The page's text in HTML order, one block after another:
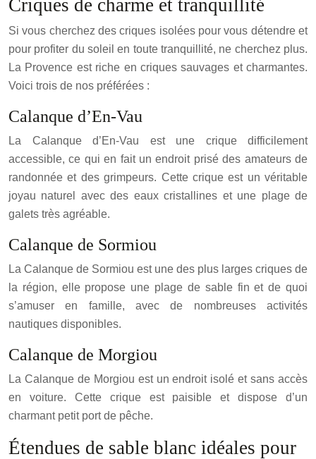
Criques de charme et tranquillité
Si vous cherchez des criques isolées pour vous détendre et
pour profiter du soleil en toute tranquillité, ne cherchez plus.
La Provence est riche en criques sauvages et charmantes.
Voici trois de nos préférées :
Calanque d’En-Vau
La Calanque d’En-Vau est une crique difficilement
accessible, ce qui en fait un endroit prisé des amateurs de
randonnée et des grimpeurs. Cette crique est un véritable
joyau naturel avec des eaux cristallines et une plage de
galets très agréable.
Calanque de Sormiou
La Calanque de Sormiou est une des plus larges criques de
la région, elle propose une plage de sable fin et de quoi
s’amuser en famille, avec de nombreuses activités
nautiques disponibles.
Calanque de Morgiou
La Calanque de Morgiou est un endroit isolé et sans accès
en voiture. Cette crique est paisible et dispose d’un
charmant petit port de pêche.
Étendues de sable blanc idéales pour